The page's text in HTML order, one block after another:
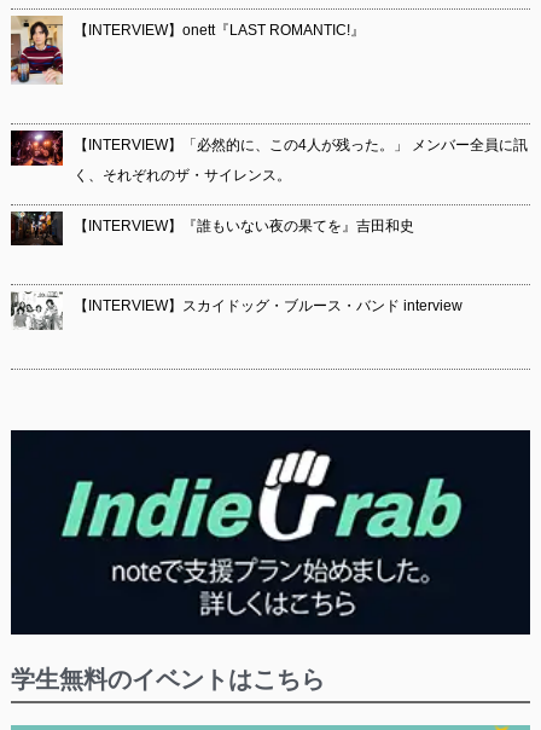
【INTERVIEW】onett『LAST ROMANTIC!』
【INTERVIEW】「必然的に、この4人が残った。」 メンバー全員に訊
く、それぞれのザ・サイレンス。
【INTERVIEW】『誰もいない夜の果てを』吉田和史
【INTERVIEW】スカイドッグ・ブルース・バンド interview
学生無料のイベントはこちら